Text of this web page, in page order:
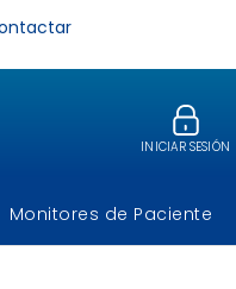
INICIAR SESIÓN
Monitores de Paciente